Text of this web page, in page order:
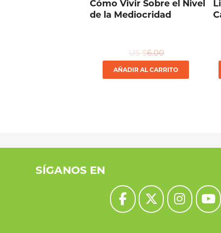
Cómo Vivir Sobre el Nivel
de la Mediocridad
US $6.00
AÑADIR AL CARRITO
SÍGANOS EN